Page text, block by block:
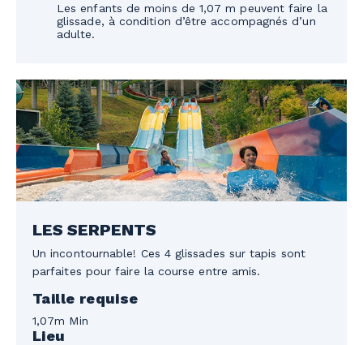
Les enfants de moins de 1,07 m peuvent faire la
glissade, à condition d’être accompagnés d’un
adulte.
LES SERPENTS
Un incontournable! Ces 4 glissades sur tapis sont
parfaites pour faire la course entre amis.
Taille requise
1,07m Min
Lieu